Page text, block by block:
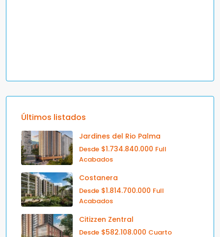
Últimos listados
Jardines del Rio Palma
Desde $1.734.840.000 Full
Acabados
Costanera
Desde $1.814.700.000 Full
Acabados
Citizzen Zentral
Desde $582.108.000 Cuarto